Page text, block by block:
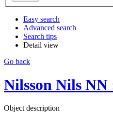
Easy search
Advanced search
Search tips
Detail view
Go back
Nilsson Nils
Object description